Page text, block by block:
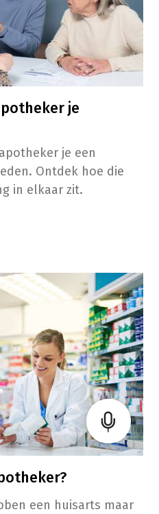
je
je een
Ontdek hoe die
in elkaar zit.
een huisarts maar